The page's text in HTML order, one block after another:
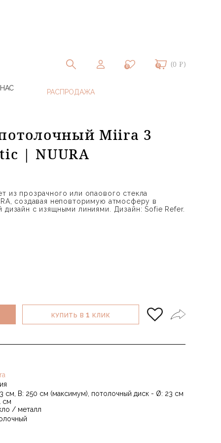
0 0 (0 ₽)
Miira 3
| NUURA
из прозрачного или опаового стекла
создавая неповторимую атмосферу в
с изящными линиями. Дизайн: Sofie Refer.
КУПИТЬ В1 КЛИК
см, В: 250 см (максимум), потолочный диск - Ø: 23 см
см
/ металл